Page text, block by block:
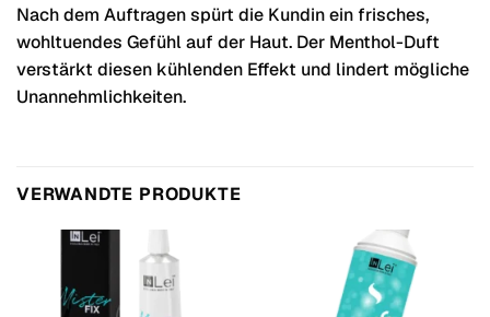
Nach dem Auftragen spürt die Kundin ein frisches,
wohltuendes Gefühl auf der Haut. Der Menthol-Duft
verstärkt diesen kühlenden Effekt und lindert mögliche
Unannehmlichkeiten.
VERWANDTE PRODUKTE